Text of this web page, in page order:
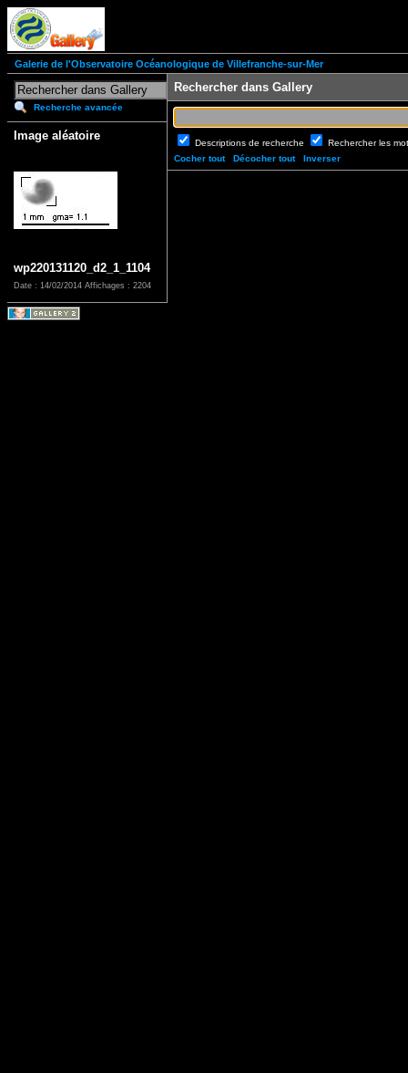
Galerie de l'Observatoire Océanologique de Villefranche-sur-Mer
Recherche avancée
Image aléatoire
wp220131120_d2_1_1104
Date : 14/02/2014 Affichages : 2204
Rechercher dans Gallery
Descriptions de recherche
Rechercher les
Cocher tout
Décocher tout Inverser